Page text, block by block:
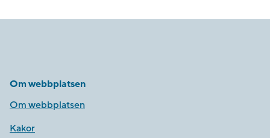
Om webbplatsen
Om webbplatsen
Kakor